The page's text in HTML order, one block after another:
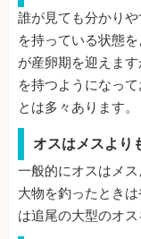
誰が見ても分かり
を持っている状態
が産卵期を迎えま
を持つようになっ
とは多々あります。
オスはメスより
一般的にオスはメス
大物を釣ったとき
は追尾の大型のオ